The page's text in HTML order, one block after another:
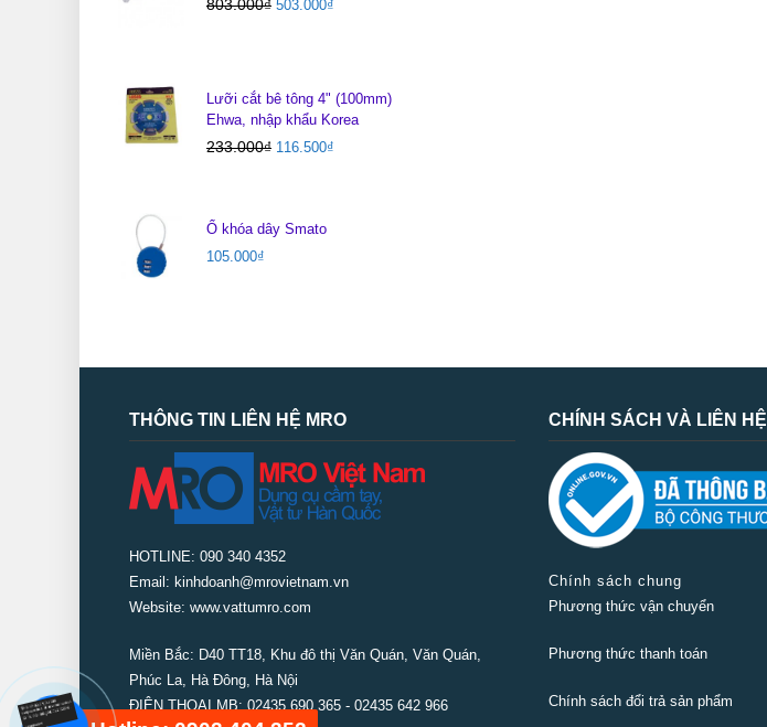
803.000₫ 503.000₫
Lưỡi cắt bê tông 4" (100mm)
Ehwa, nhập khẩu Korea
233.000₫ 116.500₫
Ổ khóa dây Smato
105.000₫
THÔNG TIN LIÊN HỆ MRO
HOTLINE: 090 340 4352
Email: kinhdoanh@mrovietnam.vn
Website: www.vattumro.com
Miền Bắc: D40 TT18, Khu đô thị Văn Quán, Văn Quán,
Phúc La, Hà Đông, Hà Nội
ĐIỆN THOẠI MB: 02435 690 365 - 02435 642 966
CHÍNH SÁCH VÀ LIÊN HỆ
Chính sách chung
Phương thức vận chuyển
Phương thức thanh toán
Chính sách đổi trả sản phẩm